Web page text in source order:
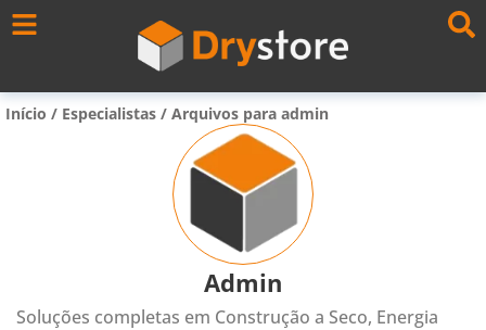
Início / Especialistas / Arquivos para admin
Admin
Soluções completas em Construção a Seco, Energia